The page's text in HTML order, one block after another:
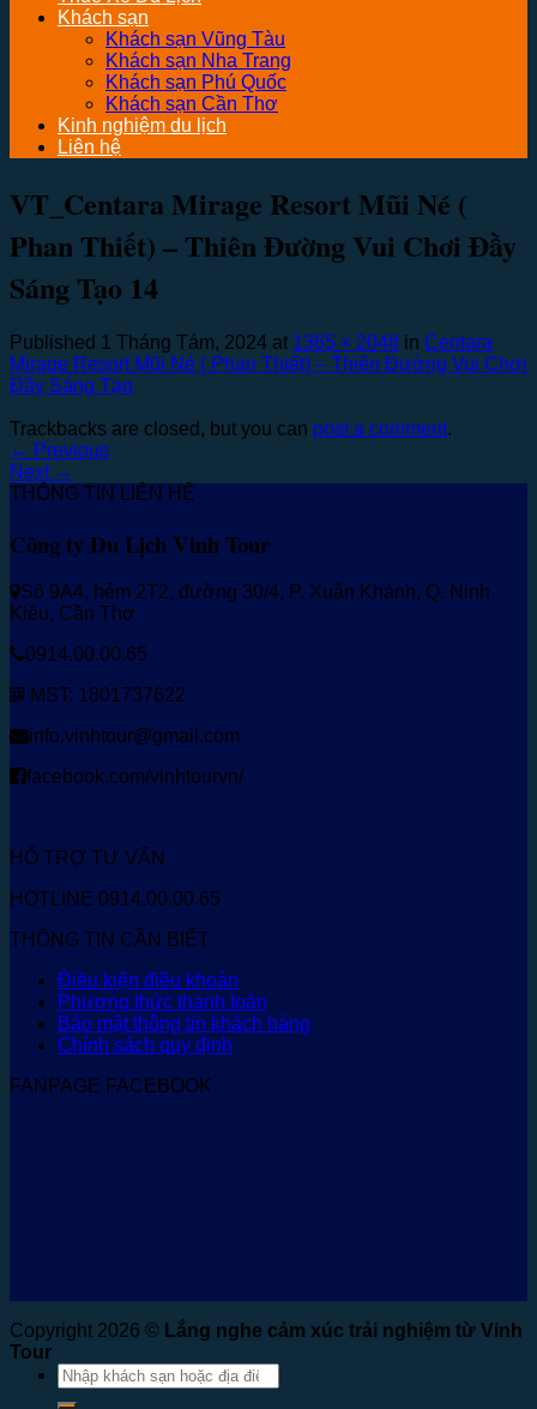
Khách sạn
Khách sạn Vũng Tàu
Khách sạn Nha Trang
Khách sạn Phú Quốc
Khách sạn Cần Thơ
Kinh nghiệm du lịch
Liên hệ
VT_Centara Mirage Resort Mũi Né (
Phan Thiết) – Thiên Đường Vui Chơi Đầy
Sáng Tạo 14
Published 1 Tháng Tám, 2024 at 1365 × 2048 in Centara
Mirage Resort Mũi Né ( Phan Thiết) – Thiên Đường Vui Chơi
Đầy Sáng Tạo
Trackbacks are closed, but you can post a comment.
← Previous
Next →
THÔNG TIN LIÊN HỆ
Công ty Du Lịch Vinh Tour
Số 9A4, hẻm 2T2, đường 30/4, P. Xuân Khánh, Q. Ninh
Kiều, Cần Thơ
0914.00.00.65
MST: 1801737622
info.vinhtour@gmail.com
facebook.com/vinhtourvn/
HỖ TRỢ TƯ VẤN
HOTLINE 0914.00.00.65
THÔNG TIN CẦN BIẾT
Điều kiện điều khoản
Phương thức thanh toán
Bảo mật thông tin khách hàng
Chính sách quy định
FANPAGE FACEBOOK
Copyright 2026 © Lắng nghe cảm xúc trải nghiệm từ Vinh
Tour
Tìm
kiếm: